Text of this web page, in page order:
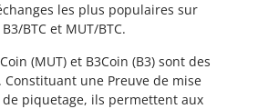
les plus populaires sur
BTC et MUT/BTC.
(MUT) et B3Coin (B3) sont des
Constituant une Preuve de mise
de piquetage, ils permettent aux